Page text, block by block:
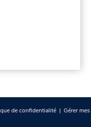
de confidentialité| Gérer mes